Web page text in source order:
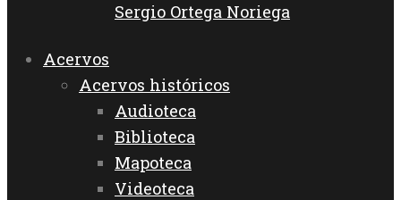
Sergio Ortega Noriega
Acervos
Acervos históricos
Audioteca
Biblioteca
Mapoteca
Videoteca